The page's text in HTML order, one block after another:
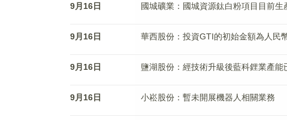
9月16日 國城礦業：國城資源鈦白粉項目目前生
9月16日 華西股份：投資GTI的初始金額為人民
9月16日 鹽湖股份：經技術升級後藍科鋰業產能
9月16日 小崧股份：暫未開展機器人相關業務